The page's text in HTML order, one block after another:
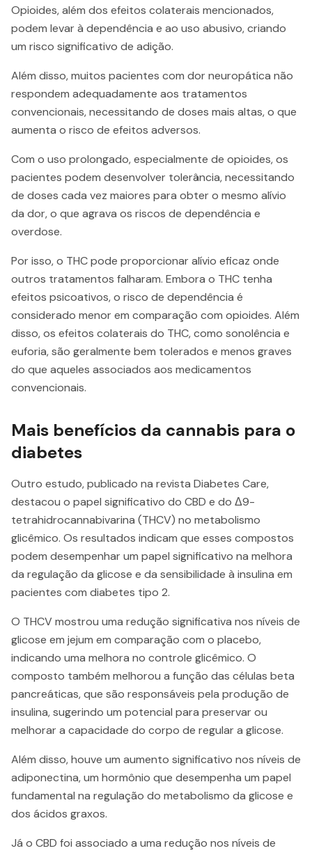
Opioides, além dos efeitos colaterais mencionados,
podem levar à dependência e ao uso abusivo, criando
um risco significativo de adição​.
Além disso, muitos pacientes com dor neuropática não
respondem adequadamente aos tratamentos
convencionais, necessitando de doses mais altas, o que
aumenta o risco de efeitos adversos​.
Com o uso prolongado, especialmente de opioides, os
pacientes podem desenvolver tolerância, necessitando
de doses cada vez maiores para obter o mesmo alívio
da dor, o que agrava os riscos de dependência e
overdose​.
Por isso, o THC pode proporcionar alívio eficaz onde
outros tratamentos falharam. Embora o THC tenha
efeitos psicoativos, o risco de dependência é
considerado menor em comparação com opioides. Além
disso, os efeitos colaterais do THC, como sonolência e
euforia, são geralmente bem tolerados e menos graves
do que aqueles associados aos medicamentos
convencionais​.
Mais benefícios da cannabis para o
diabetes
Outro estudo, publicado na revista Diabetes Care,
destacou o papel significativo do CBD e do Δ9-
tetrahidrocannabivarina (THCV) no metabolismo
glicêmico. Os resultados indicam que esses compostos
podem desempenhar um papel significativo na melhora
da regulação da glicose e da sensibilidade à insulina em
pacientes com diabetes tipo 2.
O THCV mostrou uma redução significativa nos níveis de
glicose em jejum em comparação com o placebo,
indicando uma melhora no controle glicêmico. O
composto também melhorou a função das células beta
pancreáticas, que são responsáveis pela produção de
insulina, sugerindo um potencial para preservar ou
melhorar a capacidade do corpo de regular a glicose.
Além disso, houve um aumento significativo nos níveis de
adiponectina, um hormônio que desempenha um papel
fundamental na regulação do metabolismo da glicose e
dos ácidos graxos.
Já o CBD foi associado a uma redução nos níveis de